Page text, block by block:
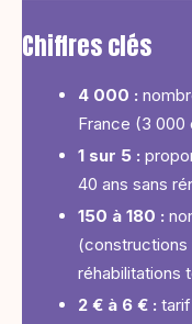
Chiffres clés
4 000 :
France (3 000
1 sur 5 :
40 ans sans
150 à 180 :
(constructions
réhabilitations
2 € à 6 € :